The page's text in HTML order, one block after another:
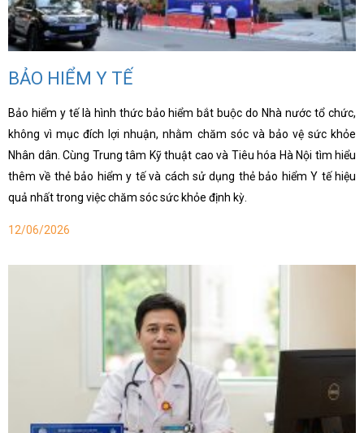
BẢO HIỂM Y TẾ
Bảo hiểm y tế là hình thức bảo hiểm bắt buộc do Nhà nước tổ chức,
không vì mục đích lợi nhuận, nhằm chăm sóc và bảo vệ sức khỏe
Nhân dân. Cùng Trung tâm Kỹ thuật cao và Tiêu hóa Hà Nội tìm hiểu
thêm về thẻ bảo hiểm y tế và cách sử dụng thẻ bảo hiểm Y tế hiệu
quả nhất trong việc chăm sóc sức khỏe định kỳ.
12/06/2026